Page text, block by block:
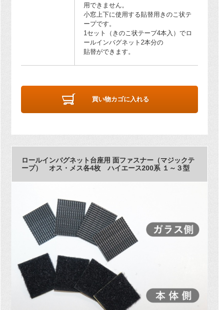
用できません。
小窓上下に使用する貼替用きのこ状テ
ープです。
1セット（きのこ状テープ4本入）でロ
ールインバグネット2本分の
貼替ができます。
買い物カゴに入れる
ロールインバグネット台座用 面ファスナー（マジックテ
ープ） オス・メス各4枚 ハイエース200系 １～３型